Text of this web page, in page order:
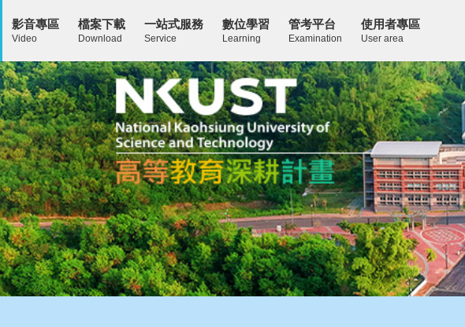
影音專區
Video
檔案下載
Download
一站式服務
Service
數位學習
Learning
管考平台
Examination
使用者專區
User area